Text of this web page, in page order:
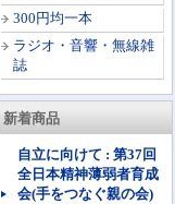
300円均一本
ラジオ・音響・無線雑
誌
新着商品
自立に向けて : 第37回
全日本精神薄弱者育成
会(手をつなぐ親の会)